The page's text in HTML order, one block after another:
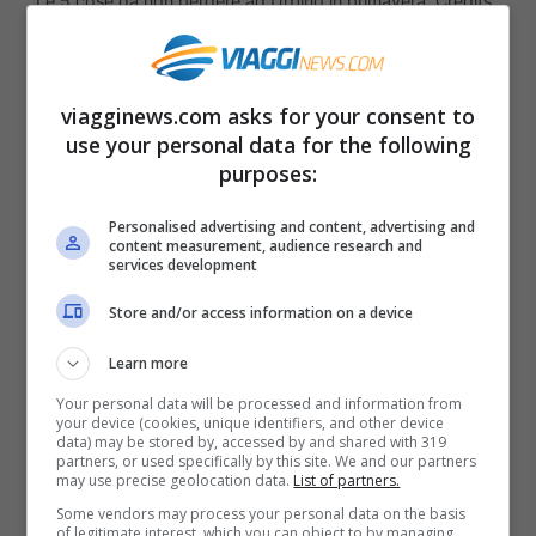
La casa di Raffaello: dove tutto
ebbe inizio
tappe imprescindibili è lacasa di Raffaello
collocata nel quartiere artigiano in cui
nacque il 28 marzo 1483. La casa
conserva ancora alcune opere originali,
per lo più sono quelle dei suoi anni
giovanili. In questa abitazione Raffaello
passò la sua infanzia formandosi grazie
viagginews.com asks for your consent to
use your personal data for the following
purposes:
Personalised advertising and content, advertising and
content measurement, audience research and
services development
Store and/or access information on a device
Learn more
Your personal data will be processed and information from
your device (cookies, unique identifiers, and other device
data) may be stored by, accessed by and shared with 319
partners, or used specifically by this site. We and our partners
may use precise geolocation data. List of partners.
Some vendors may process your personal data on the basis